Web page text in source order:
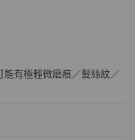
有極輕微磨痕／髮絲紋／